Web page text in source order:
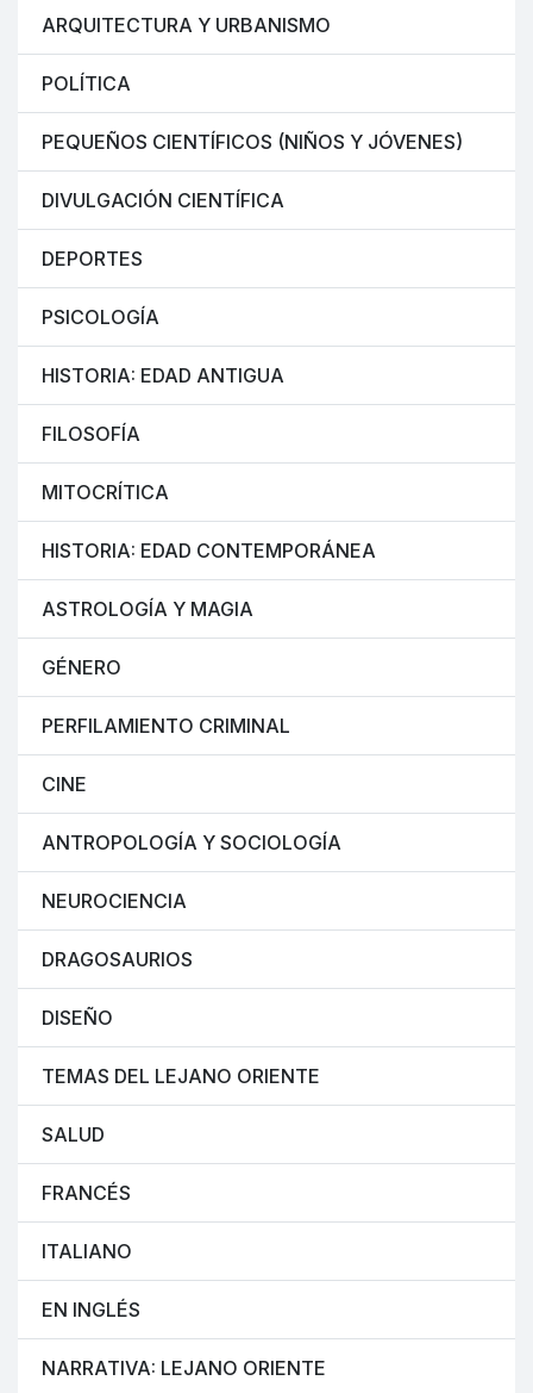
ARQUITECTURA Y URBANISMO
POLÍTICA
PEQUEÑOS CIENTÍFICOS (NIÑOS Y JÓVENES)
DIVULGACIÓN CIENTÍFICA
DEPORTES
PSICOLOGÍA
HISTORIA: EDAD ANTIGUA
FILOSOFÍA
MITOCRÍTICA
HISTORIA: EDAD CONTEMPORÁNEA
ASTROLOGÍA Y MAGIA
GÉNERO
PERFILAMIENTO CRIMINAL
CINE
ANTROPOLOGÍA Y SOCIOLOGÍA
NEUROCIENCIA
DRAGOSAURIOS
DISEÑO
TEMAS DEL LEJANO ORIENTE
SALUD
FRANCÉS
ITALIANO
EN INGLÉS
NARRATIVA: LEJANO ORIENTE